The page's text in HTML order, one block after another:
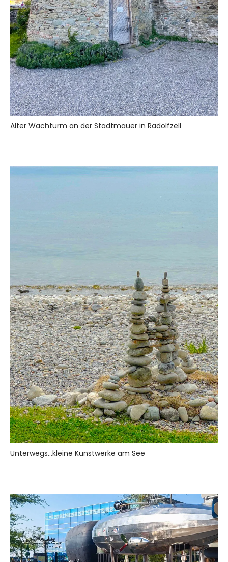
Alter Wachturm an der Stadtmauer in Radolfzell
Unterwegs...kleine Kunstwerke am See